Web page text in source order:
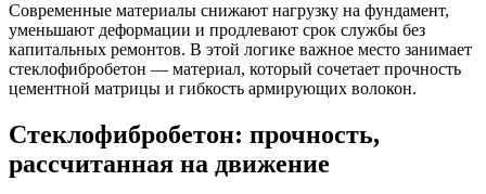
Современные материалы снижают нагрузку на фундамент,
уменьшают деформации и продлевают срок службы без
капитальных ремонтов. В этой логике важное место занимает
стеклофибробетон — материал, который сочетает прочность
цементной матрицы и гибкость армирующих волокон.
Стеклофибробетон: прочность,
рассчитанная на движение